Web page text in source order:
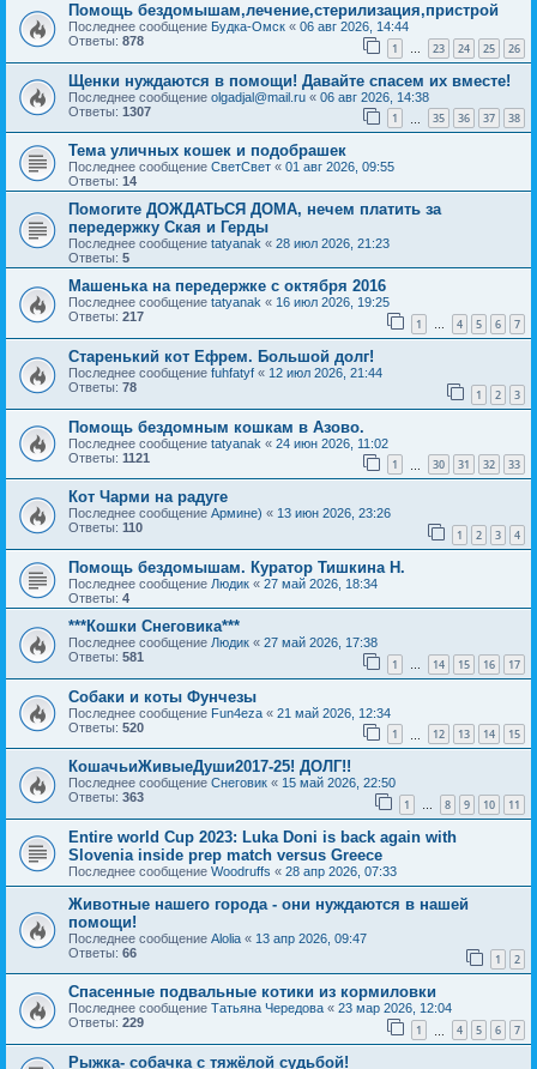
Помощь бездомышам,лечение,стерилизация,пристрой
Последнее сообщение Будка-Омск « 06 авг 2026, 14:44
Ответы: 878 1 … 23 24 25 26
Щенки нуждаются в помощи! Давайте спасем их вместе!
Последнее сообщение olgadjal@mail.ru « 06 авг 2026, 14:38
Ответы: 1307 1 35 36 37 38
Тема уличных кошек и подобрашек
Последнее сообщение СветСвет « 01 авг 2026, 09:55
Ответы: 14
Помогите ДОЖДАТЬСЯ ДОМА, нечем платить за
передержку Ская и Герды
Последнее сообщение tatyanak « 28 июл 2026, 21:23
Ответы: 5
Машенька на передержке с октября 2016
Последнее сообщение tatyanak « 16 июл 2026, 19:25
Ответы: 217 1 … 4 5 6 7
Старенький кот Ефрем. Большой долг!
Последнее сообщение fuhfatyf « 12 июл 2026, 21:44
Ответы: 78 1 2 3
Помощь бездомным кошкам в Азово.
Последнее сообщение tatyanak « 24 июн 2026, 11:02
Ответы: 1121 1 30 31 32 33
Кот Чарми на радуге
Последнее сообщение Армине) « 13 июн 2026, 23:26
Ответы: 110 1 2 3 4
Помощь бездомышам. Куратор Тишкина Н.
Последнее сообщение Людик « 27 май 2026, 18:34
Ответы: 4
***Кошки Снеговика***
Последнее сообщение Людик « 27 май 2026, 17:38
Ответы: 581 1 14 15 16 17
Собаки и коты Фунчезы
Последнее сообщение Fun4eza « 21 май 2026, 12:34
Ответы: 520 1 12 13 14 15
КошачьиЖивыеДуши2017-25! ДОЛГ!!
Последнее сообщение Снеговик « 15 май 2026, 22:50
Ответы: 363 1 … 8 9 10 11
Entire world Cup 2023: Luka Doni is back again with
Slovenia inside prep match versus Greece
Последнее сообщение Woodruffs « 28 апр 2026, 07:33
Животные нашего города - они нуждаются в нашей
помощи!
Последнее сообщение Alolia « 13 апр 2026, 09:47
Ответы: 66 1 2
Спасенные подвальные котики из кормиловки
Последнее сообщение Татьяна Чередова « 23 мар 2026, 12:04
Ответы: 229 1 4 5 6 7
Рыжка- собачка с тяжёлой судьбой!